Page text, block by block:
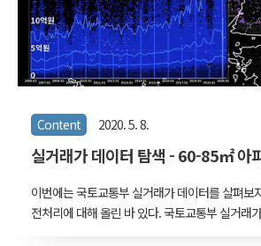
최근 들어 군산의 아파트 가격 상위 10%가 급상
이게 틀린 말은 아니지만..
Content 2020. 5. 8.
실거래가 데이터 탐색 -
이번에는 국토교통부 실거래가 데이터를 살펴보
전처리에 대해 올린 바 있다. 국토교통부 실거래